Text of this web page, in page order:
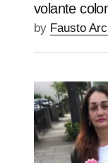
volante
by Fausto